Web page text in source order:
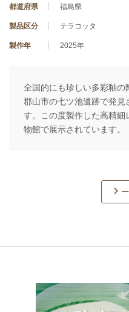
都道府県 福島県
製品区分 テラコッタ
製作年 2025年
全国的にも珍しい多彩釉の
郡山市の七ツ池遺跡で発
す。この度製作した高精
物館で展示されています。